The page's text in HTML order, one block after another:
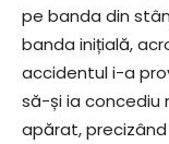
pe banda din
banda inițială,
accidentul i-a
să-și ia concediu
apărat,